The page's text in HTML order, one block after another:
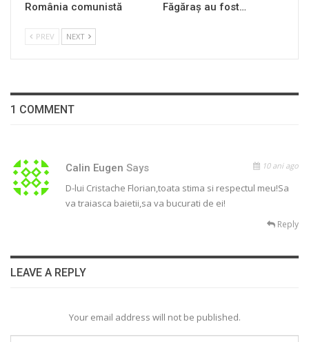
România comunistă
Făgăraș au fost…
PREV NEXT
1 COMMENT
Calin Eugen Says 10 ani ago
D-lui Cristache Florian,toata stima si respectul meu!Sa
va traiasca baietii,sa va bucurati de ei!
Reply
LEAVE A REPLY
Your email address will not be published.